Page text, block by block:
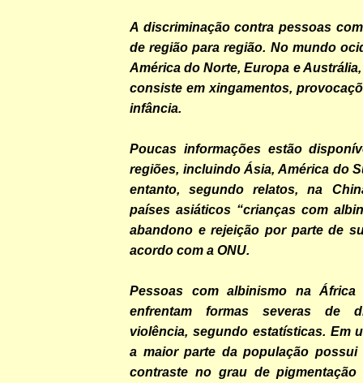
A discriminação contra pessoas
de região para região. No mundo
América do Norte, Europa e
consiste em xingamentos,
infância.
Poucas informações estão
regiões, incluindo Ásia, América do
entanto, segundo relatos, na
países asiáticos “crianças com
abandono e rejeição por parte de
acordo com a ONU.
Pessoas com albinismo na África
enfrentam formas severas de
violência, segundo estatísticas. Em
a maior parte da população possui
contraste no grau de pigmentação